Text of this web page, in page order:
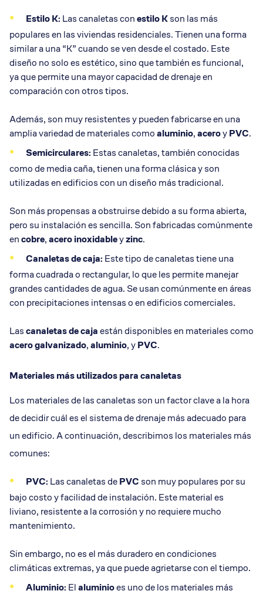
Estilo K: Las canaletas conestilo Kson las más
populares en las viviendas residenciales. Tienen una forma
similar a una “K” cuando se ven desde el costado. Este
diseño no solo es estético, sino que también es funcional,
ya que permite una mayor capacidad de drenaje en
comparación con otros tipos.
Además, son muy resistentes y pueden fabricarse en una
amplia variedad de materiales comoaluminio,aceroyPVC.
Semicirculares: Estas canaletas, también conocidas
como de media caña, tienen una forma clásica y son
utilizadas en edificios con un diseño más tradicional.
Son más propensas a obstruirse debido a su forma abierta,
pero su instalación es sencilla. Son fabricadas comúnmente
encobre,acero inoxidableyzinc.
Canaletas de caja: Este tipo de canaletas tiene una
forma cuadrada o rectangular, lo que les permite manejar
grandes cantidades de agua. Se usan comúnmente en áreas
con precipitaciones intensas o en edificios comerciales.
Lascanaletas de cajaestán disponibles en materiales como
acero galvanizado,aluminio, yPVC.
Materiales más utilizados para canaletas
Los materiales de las canaletas son un factor clave a la hora
de decidir cuál es el sistema de drenaje más adecuado para
un edificio. A continuación, describimos los materiales más
comunes:
PVC: Las canaletas dePVC son muy populares por su
bajo costo y facilidad de instalación. Este material es
liviano, resistente a la corrosión y no requiere mucho
mantenimiento.
Sin embargo, no es el más duradero en condiciones
climáticas extremas, ya que puede agrietarse con el tiempo.
Aluminio: Elaluminioes uno de los materiales más